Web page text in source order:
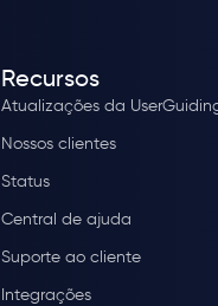
Recursos
Atualizações da
Nossos clientes
Status
Central de ajuda
Suporte ao cliente
Integrações